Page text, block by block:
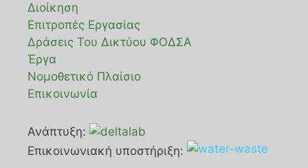
Διοίκηση
Επιτροπές Εργασίας
Δράσεις Του Δικτύου ΦΟΔΣΑ
Έργα
Νομοθετικό Πλαίσιο
Επικοινωνία
Ανάπτυξη:
Επικοινωνιακή υποστήριξη: